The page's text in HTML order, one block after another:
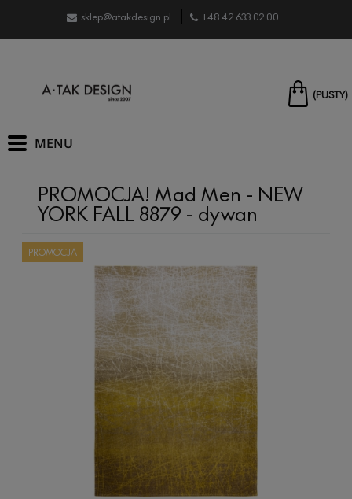
sklep@atakdesign.pl +48 42 633 02 00
(PUSTY)
PROMOCJA! Mad Men - NEW
YORK FALL 8879 - dywan
PROMOCJA